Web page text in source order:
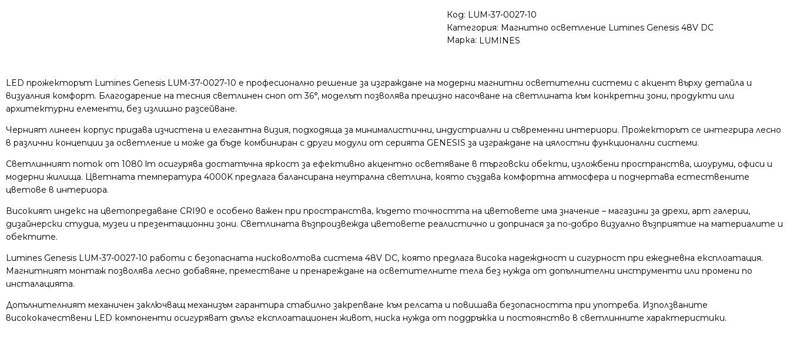
Код: LUM-37-0027-10
Категория: Магнитно осветление Lumines Genesis 48V DC
Марка: LUMINES
LED прожекторът Lumines Genesis LUM-37-0027-10 е професионално решение за изграждане на модерни магнитни осветителни системи с акцент върху детайла и
визуалния комфорт. Благодарение на тесния светлинен сноп от 36°, моделът позволява прецизно насочване на светлината към конкретни зони, продукти или
архитектурни елементи, без излишно разсейване.
Черният линеен корпус придава изчистена и елегантна визия, подходяща за минималистични, индустриални и съвременни интериори. Прожекторът се интегрира лесно
в различни концепции за осветление и може да бъде комбиниран с други модули от серията GENESIS за изграждане на цялостни функционални системи.
Светлинният поток от 1080 lm осигурява достатъчна яркост за ефективно акцентно осветяване в търговски обекти, изложбени пространства, шоуруми, офиси и
модерни жилища. Цветната температура 4000K предлага балансирана неутрална светлина, която създава комфортна атмосфера и подчертава естествените
цветове в интериора.
Високият индекс на цветопредаване CRI90 е особено важен при пространства, където точността на цветовете има значение – магазини за дрехи, арт галерии,
дизайнерски студиа, музеи и презентационни зони. Светлината възпроизвежда цветовете реалистично и допринася за по-добро визуално възприятие на материалите и
обектите.
Lumines Genesis LUM-37-0027-10 работи с безопасната нисковолтова система 48V DC, която предлага висока надеждност и сигурност при ежедневна експлоатация.
Магнитният монтаж позволява лесно добавяне, преместване и пренареждане на осветителните тела без нужда от допълнителни инструменти или промени по
инсталацията.
Допълнителният механичен заключващ механизъм гарантира стабилно закрепване към релсата и повишава безопасността при употреба. Използваните
висококачествени LED компоненти осигуряват дълъг експлоатационен живот, ниска нужда от поддръжка и постоянство в светлинните характеристики.